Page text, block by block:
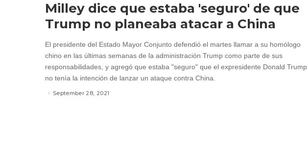
Milley dice que estaba 'seguro' de que
Trump no planeaba atacar a China
El presidente del Estado Mayor Conjunto defendió el martes llamar a su homólogo
chino en las últimas semanas de la administración Trump como parte de sus
responsabilidades, y agregó que estaba "seguro" que el expresidente Donald Trump
no tenía la intención de lanzar un ataque contra China.
September 28, 2021